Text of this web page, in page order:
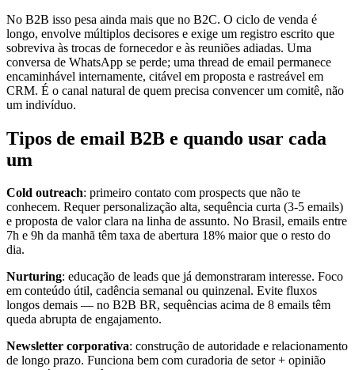
No B2B isso pesa ainda mais que no B2C. O ciclo de venda é
longo, envolve múltiplos decisores e exige um registro escrito que
sobreviva às trocas de fornecedor e às reuniões adiadas. Uma
conversa de WhatsApp se perde; uma thread de email permanece
encaminhável internamente, citável em proposta e rastreável em
CRM. É o canal natural de quem precisa convencer um comitê, não
um indivíduo.
Tipos de email B2B e quando usar cada
um
Cold outreach: primeiro contato com prospects que não te
conhecem. Requer personalização alta, sequência curta (3-5 emails)
e proposta de valor clara na linha de assunto. No Brasil, emails entre
7h e 9h da manhã têm taxa de abertura 18% maior que o resto do
dia.
Nurturing: educação de leads que já demonstraram interesse. Foco
em conteúdo útil, cadência semanal ou quinzenal. Evite fluxos
longos demais — no B2B BR, sequências acima de 8 emails têm
queda abrupta de engajamento.
Newsletter corporativa: construção de autoridade e relacionamento
de longo prazo. Funciona bem com curadoria de setor + opinião